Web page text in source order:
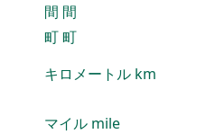
間 間
町町
キロメートル km
マイル mile